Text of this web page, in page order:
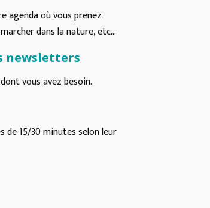
agenda où vous prenez
dans la nature, etc...
newsletters
vous avez besoin.
de 15/30 minutes selon leur